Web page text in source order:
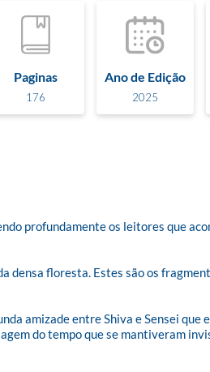
Paginas
176
Ano de Edição
2025
profundamente os leitores que
densa floresta. Estes são os
amizade entre Shiva e Sensei que
do tempo que se mantiveram